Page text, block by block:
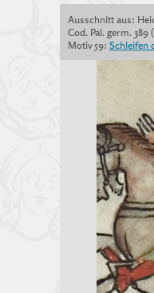
Ausschnitt aus:
Cod. Pal. germ. 389
Motiv 59: Schleifen